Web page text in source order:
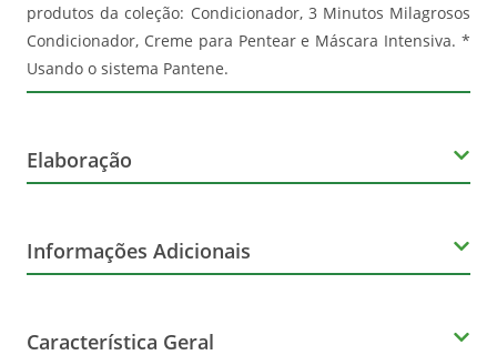
produtos da coleção: Condicionador, 3 Minutos Milagrosos
Condicionador, Creme para Pentear e Máscara Intensiva. *
Usando o sistema Pantene.
Elaboração
400ml
Informações Adicionais
Não
Característica Geral